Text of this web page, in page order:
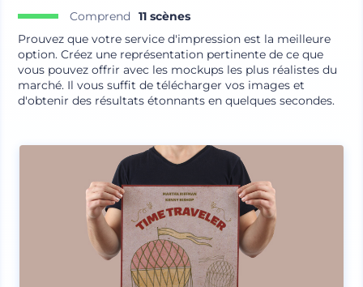
Comprend
11 scènes
Prouvez que votre service d'impression est la meilleure
option. Créez une représentation pertinente de ce que
vous pouvez offrir avec les mockups les plus réalistes du
marché. Il vous suffit de télécharger vos images et
d'obtenir des résultats étonnants en quelques secondes.